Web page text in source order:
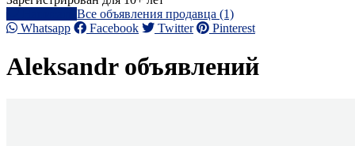
Все объявления продавца (1)
Whatsapp
Facebook Twitter Pinterest
Aleksandr объявлений